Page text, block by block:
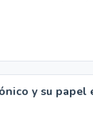
y su papel